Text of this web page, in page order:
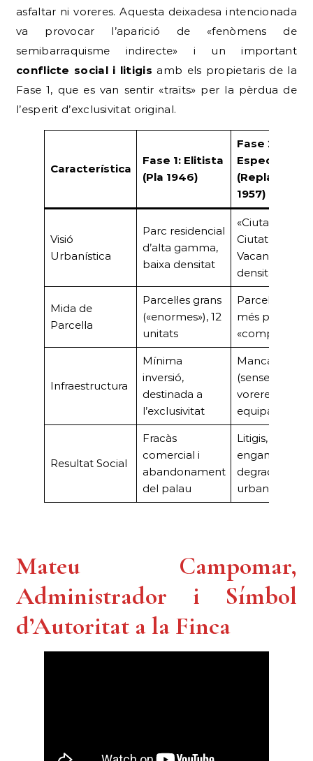
asfaltar ni voreres. Aquesta deixadesa intencionada
va provocar l’aparició de «fenòmens de
semibarraquisme indirecte» i un important
conflicte social i litigis amb els propietaris de la
Fase 1, que es van sentir «traïts» per la pèrdua de
l’esperit d’exclusivitat original.
Característica
Fase 1: Elitista
(Pla 1946)
Fase 2:
Especulativa
1957)
Visió
Urbanística
Parc residencial
d’alta gamma,
baixa densitat
«Ciutat
Ciutat de
Vacances,»
densitat
Mida de
Parcel·la
Parcel·les grans
(«enormes»), 12
unitats
Parcel·les
més petites» i
Infraestructura
Mínima
inversió,
destinada a
l’exclusivitat
Manca total
(sense asfaltar,
voreres,
equipaments)
Resultat Social
Fracàs
comercial i
abandonament
del palau
Litigis,
engany i
degradació
urbana
Mateu Campomar,
Administrador i Símbol
d’Autoritat a la Finca